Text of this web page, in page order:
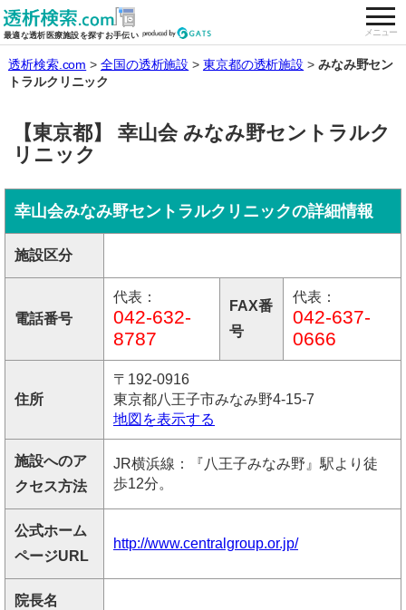
最適な透析医療施設を探すお手伝い メニュー
全国の透析施設を検索する
透析検索.com 全国の透析施設 東京都の透析施設
みなみ野セン
トラルクリニック
【東京都】 幸山会 みなみ野セントラルク
リニック
幸山会みなみ野セントラルクリニックの詳細情報
施設区分
電話番号
代表：
042-632-
8787
FAX番
号
代表：
042-637-
0666
住所
〒192-0916
東京都八王子市みなみ野4-15-7
地図を表示する
施設へのア
クセス方法
JR横浜線：『八王子みなみ野』駅より徒
歩12分。
公式ホーム
ページURL
http://www.centralgroup.or.jp/
院長名